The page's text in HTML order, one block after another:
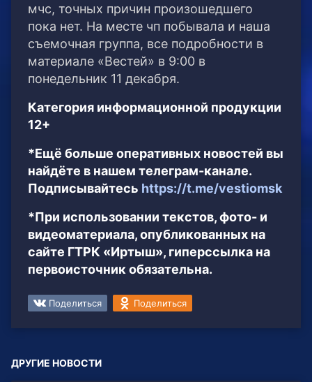
мчс, точных причин произошедшего
пока нет. На месте чп побывала и наша
съемочная группа, все подробности в
материале «Вестей» в 9:00 в
понедельник 11 декабря.
Категория информационной продукции
12+
*Ещё больше оперативных новостей вы
найдёте в нашем телеграм-канале.
Подписывайтесь https://t.me/vestiomsk
*При использовании текстов, фото- и
видеоматериала, опубликованных на
сайте ГТРК «Иртыш», гиперссылка на
первоисточник обязательна.
Поделиться Поделиться
ДРУГИЕ НОВОСТИ